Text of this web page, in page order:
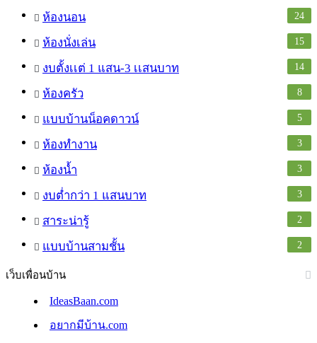
ห้องนอน 24
ห้องนั่งเล่น 15
งบตั้งเเต่ 1 แสน-3 เเสนบาท 14
ห้องครัว 8
แบบบ้านน็อคดาวน์ 5
ห้องทำงาน 3
ห้องน้ำ 3
งบต่ำกว่า 1 แสนบาท 3
สาระน่ารู้ 2
แบบบ้านสามชั้น 2
เว็บเพื่อนบ้าน
IdeasBaan.com
อยากมีบ้าน.com